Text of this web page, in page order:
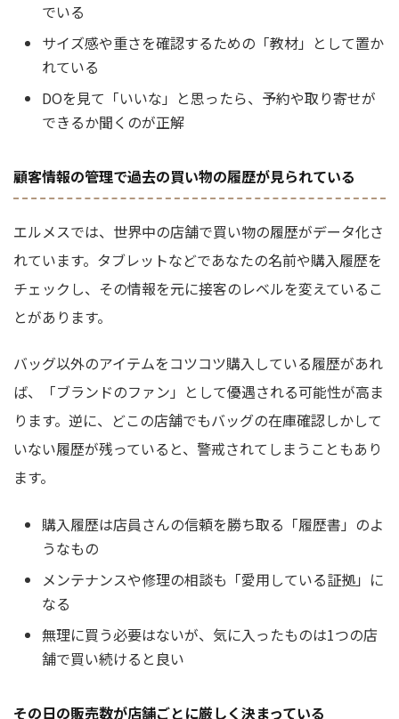
でいる
サイズ感や重さを確認するための「教材」として置か
れている
DOを見て「いいな」と思ったら、予約や取り寄せが
できるか聞くのが正解
顧客情報の管理で過去の買い物の履歴が見られている
エルメスでは、世界中の店舗で買い物の履歴がデータ化さ
れています。タブレットなどであなたの名前や購入履歴を
チェックし、その情報を元に接客のレベルを変えているこ
とがあります。
バッグ以外のアイテムをコツコツ購入している履歴があれ
ば、「ブランドのファン」として優遇される可能性が高ま
ります。逆に、どこの店舗でもバッグの在庫確認しかして
いない履歴が残っていると、警戒されてしまうこともあり
ます。
購入履歴は店員さんの信頼を勝ち取る「履歴書」のよ
うなもの
メンテナンスや修理の相談も「愛用している証拠」に
なる
無理に買う必要はないが、気に入ったものは1つの店
舗で買い続けると良い
その日の販売数が店舗ごとに厳しく決まっている